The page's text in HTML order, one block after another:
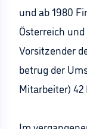
und ab 1980
Österreich
Vorsitzender
betrug der
Mitarbeiter)